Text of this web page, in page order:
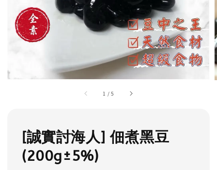
1 /5
[誠實討海人] 佃煮黑豆
(200g±5%)